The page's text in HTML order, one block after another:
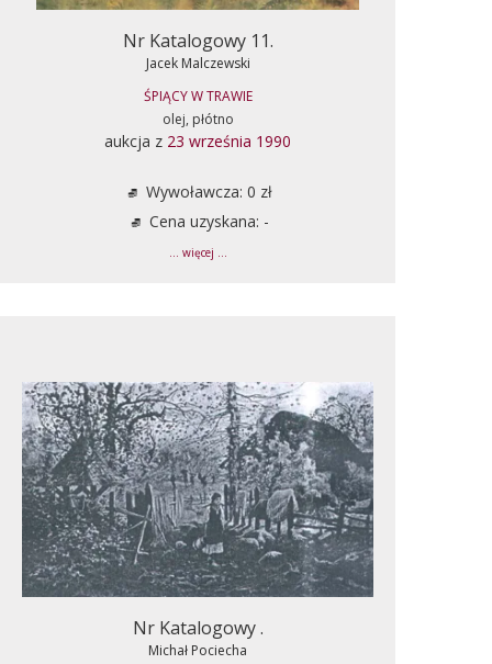
Nr Katalogowy 11.
Jacek Malczewski
ŚPIĄCY W TRAWIE
olej, płótno
aukcja z 23 września 1990
Wywoławcza: 0 zł
Cena uzyskana: -
... więcej ...
Nr Katalogowy .
Michał Pociecha